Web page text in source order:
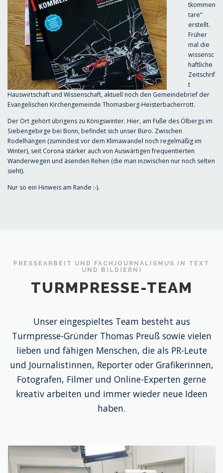
tkommen
tare“
erstellt.
Früher
mal die
wissensc
haftliche
Zeitschrif
t
Hauswirtschaft und Wissenschaft, aktuell noch den Gemeindebrief der
Evangelischen Kirchengemeinde Thomasberg-Heisterbacherrott.
Der Ort gehört übrigens zu Königswinter. Hier, am Fuße des Ölbergs im
Siebengebirge bei Bonn, befindet sich unser Büro. Zwischen
Rodelhängen (zumindest vor dem Klimawandel noch regelmäßig im
Winter), seit Corona stärker auch von Auswärtigen frequentierten
Wanderwegen und äsenden Rehen (die man inzwischen nur noch selten
sieht).
Nur so ein Hinweis am Rande :-).
PRESSEARBEIT UND FACHJOURNALISMUS IN TEXT
UND BILD(ERN)
TURMPRESSE-TEAM
Unser eingespieltes Team besteht aus
Turmpresse-Gründer Thomas Preuß sowie vielen
lieben und fähigen Menschen, die als PR-Leute
und Journalistinnen, Reporter oder Grafikerinnen,
Fotografen, Filmer und Online-Experten gerne
kreativ arbeiten und immer wieder neue Ideen
haben.